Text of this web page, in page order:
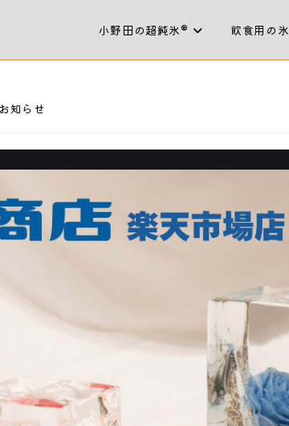
小野田の超純氷® 飲食用の氷
お知らせ